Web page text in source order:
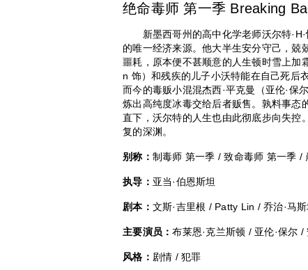
绝命毒师 第一季 Breaking
新墨西哥州的高中化学老师沃尔特·H·
的唯一经济来源。他大半生安分守己，兢
噩耗，原本便不甚顺意的人生顿时雪上
n 饰）和残疾的儿子小沃特能在自己死后
而今的毒贩小混混杰西·平克曼（亚伦·保
炼出高纯度冰毒交给后者贩售。孰料事态
直下，沃尔特的人生也由此彻底步向失控
复的深渊。
别称： 制毒师 第一季 / 致命毒师 第一季 /
执导： 亚当·伯恩斯坦
剧本： 文斯·吉里根 / Patty Lin / 乔治·马
主要演员：布莱恩·克兰斯顿 / 亚伦·保尔 /
风格： 剧情 / 犯罪